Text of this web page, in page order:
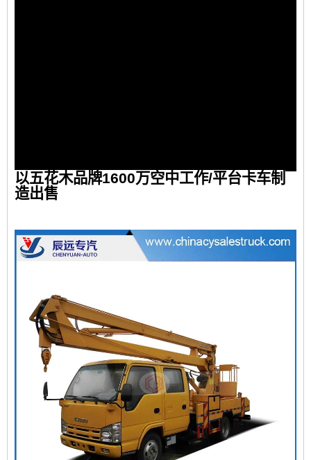
以五花木品牌1600万空中工作/平台卡车制
造出售